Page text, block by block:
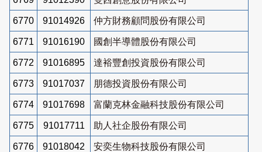
6770 91014926 仲方財務顧問股份有限公司
6771 91016190 國創半導體股份有限公司
6772 91016895 達裕豐創投資股份有限公司
6773 91017037 朋德投資股份有限公司
6774 91017698 富蘭克林金融科技股份有限公司
6775 91017711 助人社企股份有限公司
6776 91018042 安奕生物科技股份有限公司